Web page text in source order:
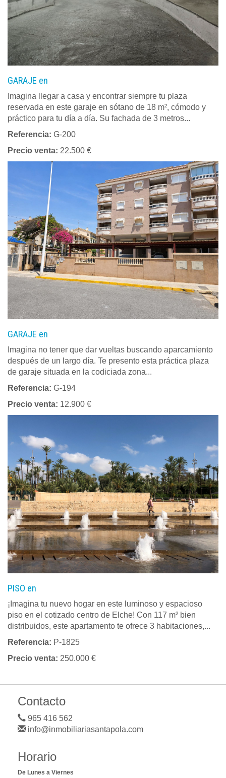
GARAJE en
Imagina llegar a casa y encontrar siempre tu plaza
reservada en este garaje en sótano de 18 m², cómodo y
práctico para tu día a día. Su fachada de 3 metros...
Referencia: G-200
Precio venta: 22.500 €
GARAJE en
Imagina no tener que dar vueltas buscando aparcamiento
después de un largo día. Te presento esta práctica plaza
de garaje situada en la codiciada zona...
Referencia: G-194
Precio venta: 12.900 €
PISO en
¡Imagina tu nuevo hogar en este luminoso y espacioso
piso en el cotizado centro de Elche! Con 117 m² bien
distribuidos, este apartamento te ofrece 3 habitaciones,...
Referencia: P-1825
Precio venta: 250.000 €
Contacto
965 416 562
info@inmobiliariasantapola.com
Horario
De Lunes a Viernes